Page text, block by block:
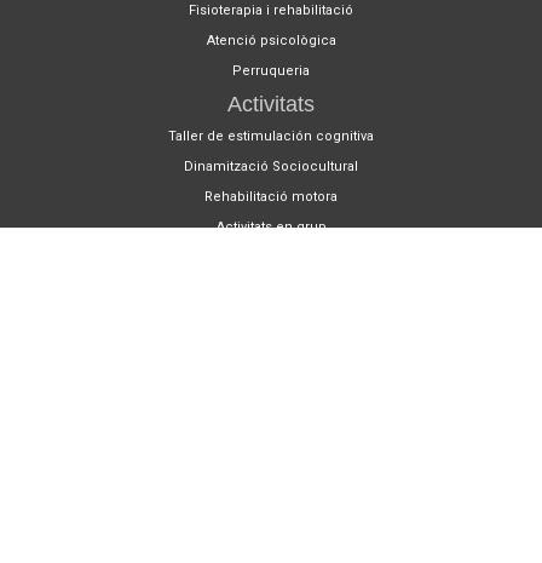
Fisioterapia i rehabilitació
Atenció psicològica
Perruqueria
Activitats
Taller de estimulación cognitiva
Dinamització Sociocultural
Rehabilitació motora
Activitats en grup